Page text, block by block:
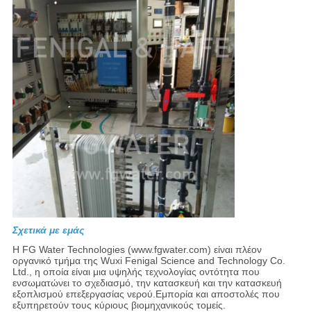
Σχετικά με εμάς
Η FG Water Technologies (www.fgwater.com) είναι πλέον
οργανικό τμήμα της Wuxi Fenigal Science and Technology Co.
Ltd., η οποία είναι μια υψηλής τεχνολογίας οντότητα που
ενσωματώνει το σχεδιασμό, την κατασκευή και την κατασκευή
εξοπλισμού επεξεργασίας νερού.Εμπορία και αποστολές που
εξυπηρετούν τους κύριους βιομηχανικούς τομείς.